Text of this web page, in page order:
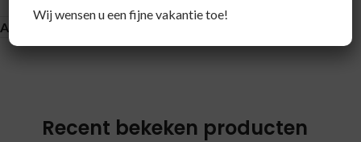
About brand
Recent bekeken producten
Wij wensen u een fijne vakantie toe!